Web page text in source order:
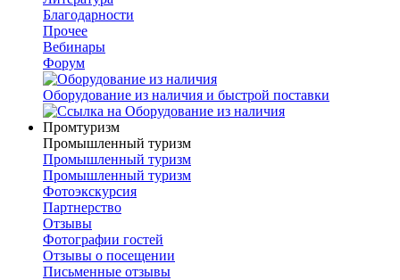
Благодарности
Прочее
Вебинары
Форум
Оборудование из наличия и быстрой поставки
Промтуризм
Промышленный туризм
Промышленный туризм
Промышленный туризм
Фотоэкскурсия
Партнерство
Отзывы
Фотографии гостей
Отзывы о посещении
Письменные отзывы